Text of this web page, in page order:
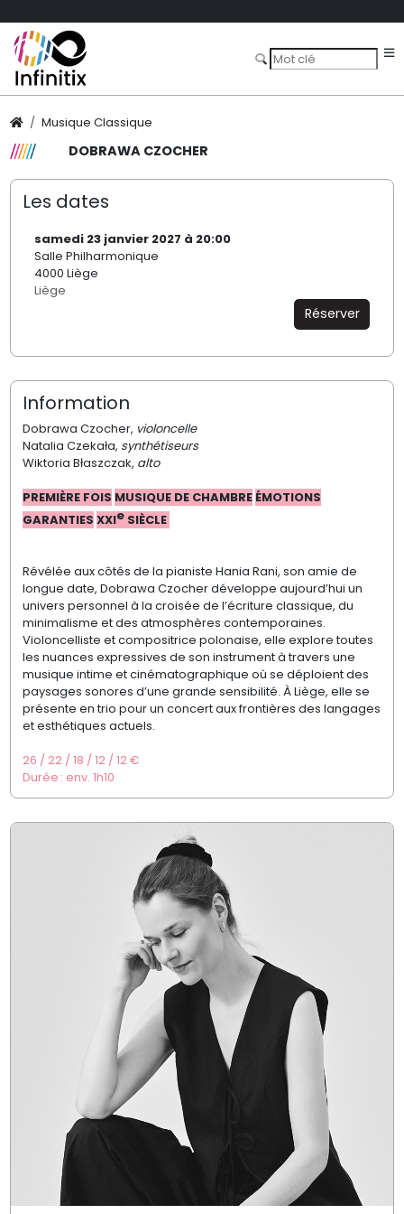
Musique Classique
DOBRAWA CZOCHER
Les dates
samedi 23 janvier 2027 à 20:00
Salle Philharmonique
4000 Liège
Liège
Réserver
Information
Dobrawa Czocher, violoncelle
Natalia Czekała, synthétiseurs
Wiktoria Błaszczak, alto
PREMIÈRE FOIS MUSIQUE DE CHAMBRE ÉMOTIONS
GARANTIES XXIeSIÈCLE
Révélée aux côtés de la pianiste Hania Rani, son amie de
longue date, Dobrawa Czocherdéveloppe aujourd’hui un
univers personnel à la croisée de l’écriture classique, du
minimalisme et des atmosphères contemporaines.
Violoncelliste et compositrice polonaise, elle explore toutes
les nuances expressives de son instrument à travers une
musique intime et cinématographique où se déploient des
paysages sonores d’une grande sensibilité. À Liège, elle se
présente en trio pour un concert aux frontières des langages
et esthétiques actuels.
26 / 22 / 18 / 12 / 12 €
Durée : env. 1h10